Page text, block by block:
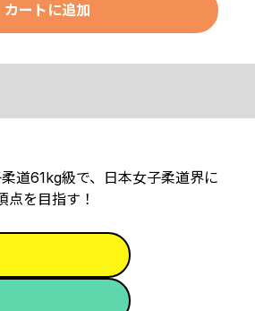
カートに追加
道61kg級で、日本女子柔道界に
を目指す！